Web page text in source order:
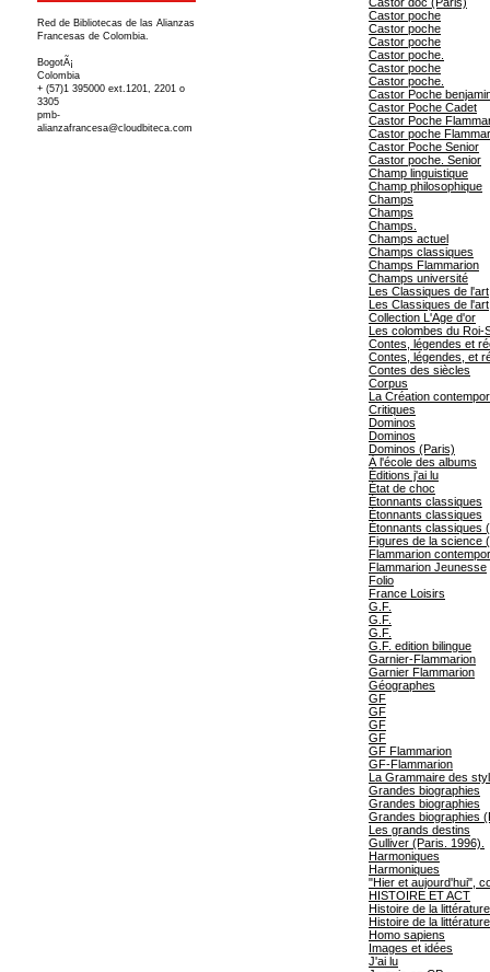
Castor poche
Castor poche
Castor poche
Castor poche.
Castor poche
Castor poche.
Castor Poche
Castor Poche Cadet
Castor Poche
Castor poche
Castor Poche Senior
Castor poche. Senior
Champ linguistique
Champ philosophique
Champs
Champs
Champs.
Champs actuel
Champs classiques
Champs Flammarion
Champs université
Les Classiques de l'art
Les Classiques de l'art
Collection L'Age d'or
Les colombes du Roi-
Contes, légendes et
Contes, légendes, et
Contes des siècles
Corpus
La Création
Critiques
Dominos
Dominos
Dominos (Paris)
À l'école des albums
Éditions j'ai lu
État de choc
Étonnants classiques
Étonnants classiques
Étonnants classiques
Figures de la science
Flammarion
Flammarion Jeunesse
Folio
France Loisirs
G.F.
G.F.
G.F.
G.F. edition bilingue
Garnier-Flammarion
Garnier Flammarion
Géographes
GF
GF
GF
GF
GF Flammarion
GF-Flammarion
La Grammaire des
Grandes biographies
Grandes biographies
Grandes biographies
Les grands destins
Gulliver (Paris. 1996).
Harmoniques
Harmoniques
"Hier et aujourd'hui",
HISTOIRE ET ACT
Histoire de la
Histoire de la
Homo sapiens
Images et idées
J'ai lu
Red de Bibliotecas de las Alianzas
Francesas de Colombia.
BogotÃ¡
Colombia
+ (57)1 395000 ext.1201, 2201 o
3305
pmb-
alianzafrancesa@cloudbiteca.com